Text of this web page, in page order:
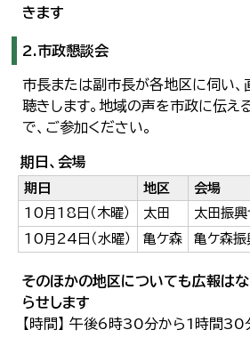
きます
2.市政懇談会
市長または副市長が各地区に伺い、
聴きします。地域の声を市政に伝え
で、ご参加ください。
期日、会場
期日 地区
会場
10月18日（木曜）
太田
太田振興
10月24日（水曜）
亀ケ森 亀ケ森振
そのほかの地区についても広報は
らせします
【時間】 午後6時30分から1時間30